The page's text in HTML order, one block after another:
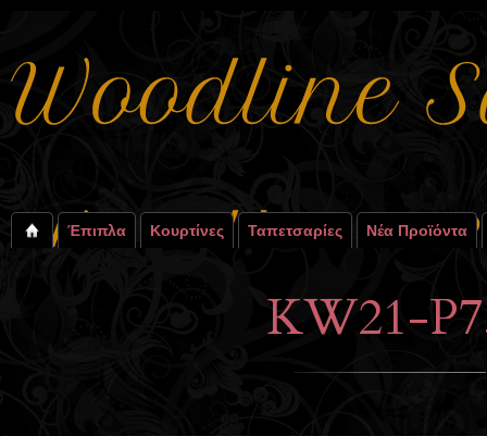
Έπιπλα Κουρτίνες Ταπετσαρίες Νέα Προϊόντα
KW21-